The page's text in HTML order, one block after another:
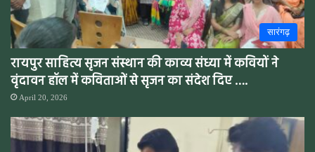
सारंगढ़
रायपुर साहित्य सृजन संस्थान की काव्य संध्या में कवियों ने
वृंदावन हॉल में कविताओं से सृजन का संदेश दिए ….
April 20, 2026